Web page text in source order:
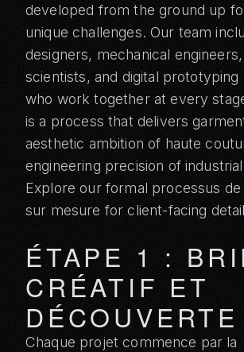
developed from the ground up
unique challenges. Our team
designers, mechanical
scientists, and digital prototyping
who work together at every
is a process that delivers
aesthetic ambition of haute
engineering precision of
Explore our formal processus
sur mesure for client-facing
ÉTAPE 1 :
CRÉATIF ET
DÉCOUVERTE
Chaque projet commence par la